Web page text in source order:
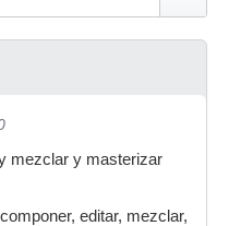
mezclar y masterizar
editar, mezclar,